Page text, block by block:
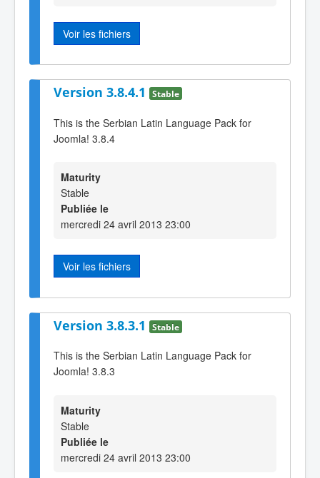
Voir les fichiers
Version 3.8.4.1 Stable
This is the Serbian Latin Language Pack for
Joomla! 3.8.4
Maturity
Stable
Publiée le
mercredi 24 avril 2013 23:00
Voir les fichiers
Version 3.8.3.1 Stable
This is the Serbian Latin Language Pack for
Joomla! 3.8.3
Maturity
Stable
Publiée le
mercredi 24 avril 2013 23:00